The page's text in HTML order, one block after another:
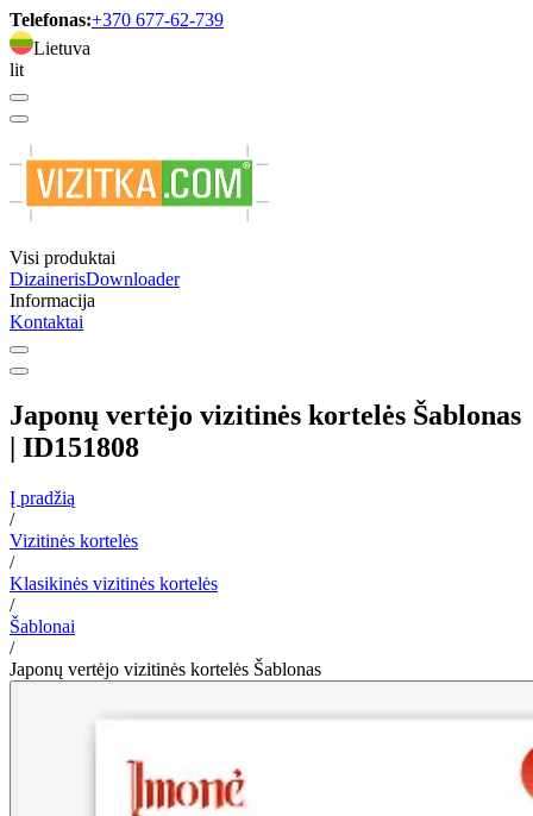
Telefonas:+370 677-62-739
Lietuva
lit
Visi produktai
DizainerisDownloader
Informacija
Kontaktai
Japonų vertėjo vizitinės kortelės Šablonas
| ID151808
Į pradžią
/
Vizitinės kortelės
/
Klasikinės vizitinės kortelės
/
Šablonai
/
Japonų vertėjo vizitinės kortelės Šablonas